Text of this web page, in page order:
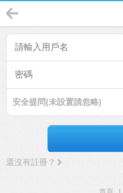
安全提問(未設置請忽略)
還沒有註冊？